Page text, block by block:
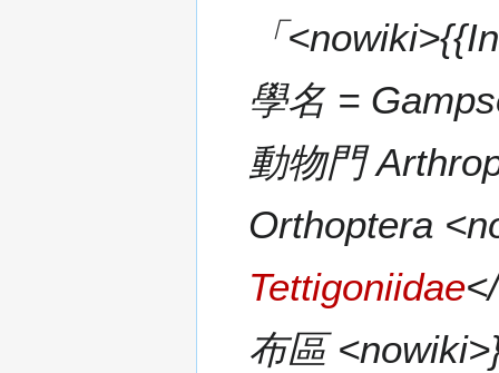
「
學名 =
動物門
Orthoptera
Tettigoniidae
布區